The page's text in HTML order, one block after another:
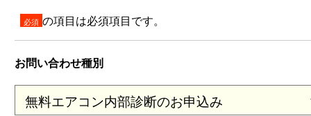
必須 の項目は必須項目です。
お問い合わせ種別